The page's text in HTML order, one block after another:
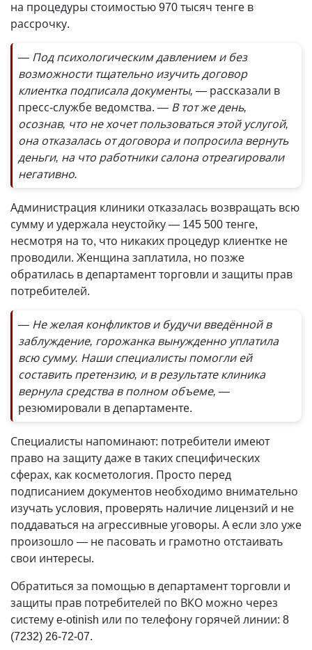
на процедуры стоимостью 970 тысяч тенге в
рассрочку.
— Под психологическим давлением и без
возможности тщательно изучить договор
клиентка подписала документы, — рассказали в
пресс-службе ведомства. — В тот же день,
осознав, что не хочет пользоваться этой услугой,
она отказалась от договора и попросила вернуть
деньги, на что работники салона отреагировали
негативно.
Администрация клиники отказалась возвращать всю
сумму и удержала неустойку — 145 500 тенге,
несмотря на то, что никаких процедур клиентке не
проводили. Женщина заплатила, но позже
обратилась в департамент торговли и защиты прав
потребителей.
— Не желая конфликтов и будучи введённой в
заблуждение, горожанка вынужденно уплатила
всю сумму. Наши специалисты помогли ей
составить претензию, и в результате клиника
вернула средства в полном объеме, —
резюмировали в департаменте.
Специалисты напоминают: потребители имеют
право на защиту даже в таких специфических
сферах, как косметология. Просто перед
подписанием документов необходимо внимательно
изучать условия, проверять наличие лицензий и не
поддаваться на агрессивные уговоры. А если зло уже
произошло — не пасовать и грамотно отстаивать
свои интересы.
Обратиться за помощью в департамент торговли и
защиты прав потребителей по ВКО можно через
систему e-otinish или по телефону горячей линии: 8
(7232) 26-72-07.